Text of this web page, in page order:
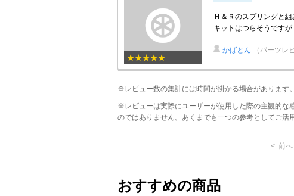
Ｈ＆Ｒのスプリングと
キットはつらそうです
かばとん （パーツレ
※レビュー数の集計には時間が掛かる場合があります
※レビューは実際にユーザーが使用した際の主観的な
のではありません。あくまでも一つの参考としてご活
< 前へ
おすすめの商品